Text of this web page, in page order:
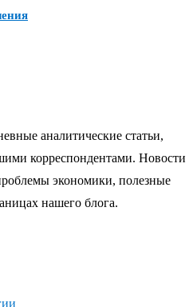
аналитические статьи,
корреспондентами. Новости
экономики, полезные
нашего блога.